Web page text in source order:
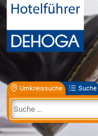
Umkreissuche Suche